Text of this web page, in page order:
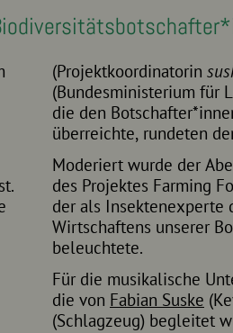
(Projektkoordinatorin
(Bundesministerium für
die den
überreichte, rundeten
Moderiert wurde der
des Projektes Farming
der als Insektenexperte
Wirtschaftens unserer
beleuchtete.
Für die musikalische
die von Fabian Suske
(Schlagzeug) begleitet